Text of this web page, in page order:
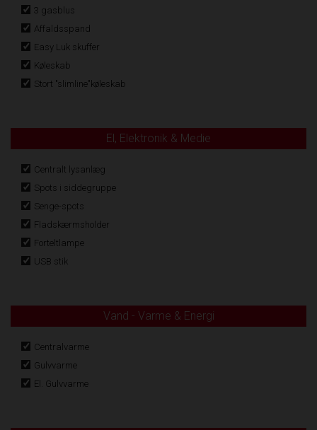
3 gasblus
Affaldsspand
Easy Luk skuffer
Køleskab
Stort "slimline"køleskab
El, Elektronik & Medie
Centralt lysanlæg
Spots i siddegruppe
Senge-spots
Fladskærmsholder
Forteltlampe
USB stik
Vand - Varme & Energi
Centralvarme
Gulvvarme
El. Gulvvarme